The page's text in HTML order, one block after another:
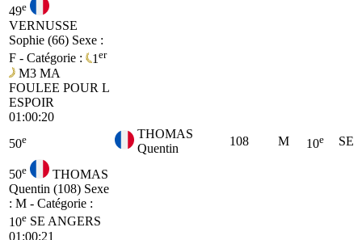
49e
VERNUSSE
Sophie (66) Sexe :
F - Catégorie :
1 er
M3 MA
FOULEE POUR L
ESPOIR
01:00:20
50e
THOMAS
Quentin
108 M 10e SE
50e
THOMAS
Quentin (108) Sexe
: M - Catégorie :
10e SE ANGERS
01:00:21